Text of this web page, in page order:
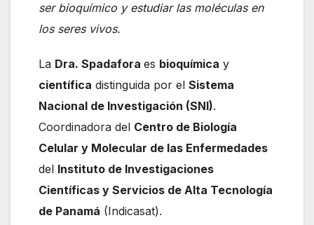
ser bioquímico y estudiar las moléculas en
los seres vivos.
La Dra. Spadafora es bioquímica y
científica distinguida por el Sistema
Nacional de Investigación (SNI).
Coordinadora del Centro de Biología
Celular y Molecular de las Enfermedades
del Instituto de Investigaciones
Científicas y Servicios de Alta Tecnología
de Panamá (Indicasat).